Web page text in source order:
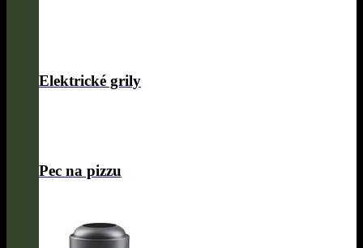
Elektrické grily
Pec na pizzu